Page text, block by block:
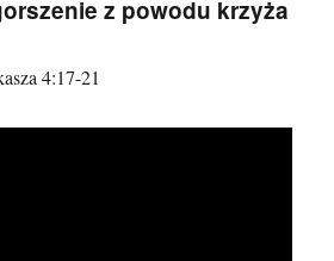
z powodu krzyża
4:17-21